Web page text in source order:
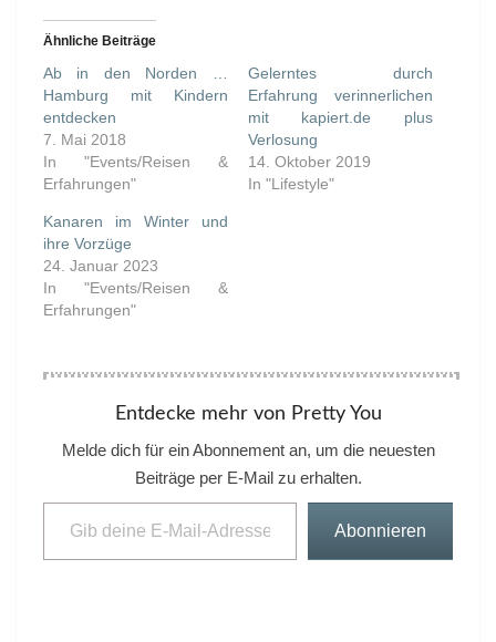
Ähnliche Beiträge
Ab in den Norden …
Hamburg mit Kindern
entdecken
7. Mai 2018
In "Events/Reisen &
Erfahrungen"
Gelerntes durch
Erfahrung verinnerlichen
mit kapiert.de plus
Verlosung
14. Oktober 2019
In "Lifestyle"
Kanaren im Winter und
ihre Vorzüge
24. Januar 2023
In "Events/Reisen &
Erfahrungen"
Entdecke mehr von Pretty You
Melde dich für ein Abonnement an, um die neuesten
Beiträge per E-Mail zu erhalten.
Gib deine E-Mail-Adresse ein ...
Abonnieren